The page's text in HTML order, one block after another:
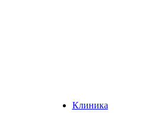
Клиника